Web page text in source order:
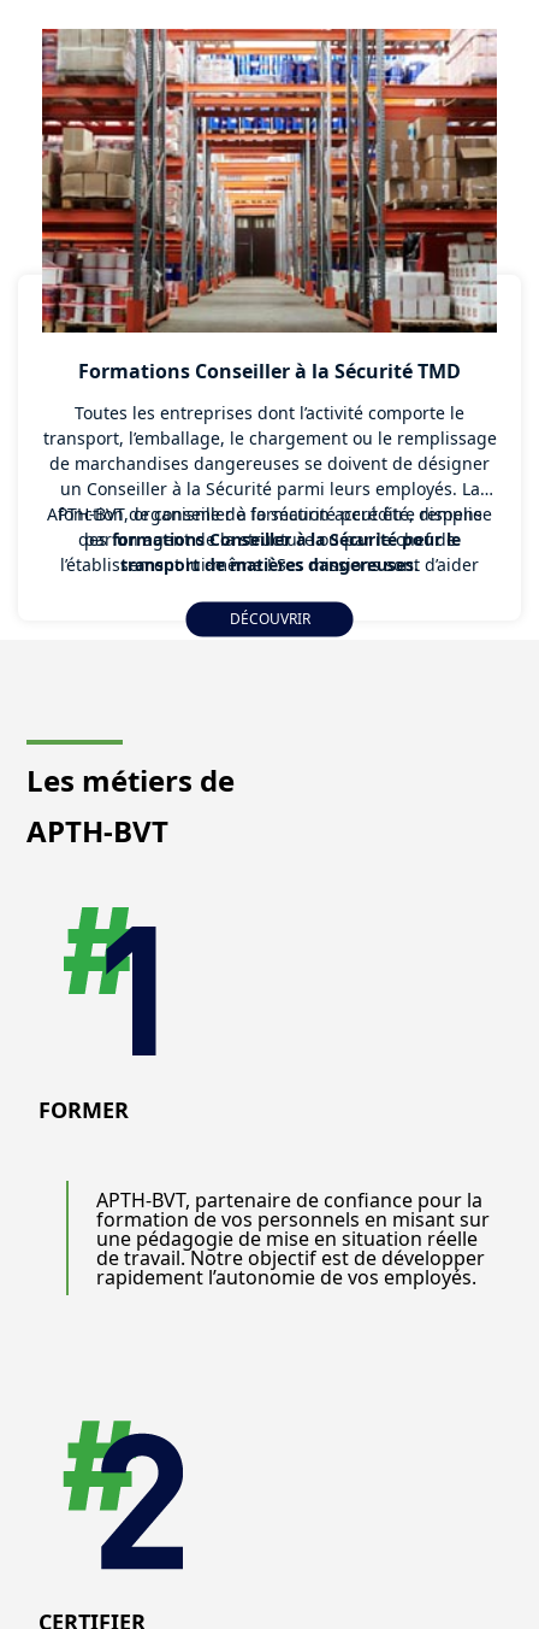
formation ADR auprès de toutes ces personnes qui
interviennent dans le transport de marchandises
dangereuses, conformément à l'article 1.3 de l'ADR.
Formations Conseiller à la Sécurité TMD
Toutes les entreprises dont l’activité comporte le
transport, l’emballage, le chargement ou le remplissage
de marchandises dangereuses se doivent de désigner
un Conseiller à la Sécurité parmi leurs employés. La
fonction de conseiller à la sécurité peut être remplie
par un agent de la structure ou par le chef de
l’établissement lui-même ! Ses missions sont d’aider
dangereuses en maîtrisant les risques sur les
personnes, le matériel ou l’environnement mais
APTH-BVT, organisme de formation accrédité, dispense
desformations Conseiller à la Sécurité pour le
transport de matières dangereuses.
DÉCOUVRIR
Les métiers de
APTH-BVT
FORMER
APTH-BVT, partenaire de confiance pour la
formation de vos personnels en misant sur
une pédagogie de mise en situation réelle
de travail. Notre objectif est de développer
rapidement l’autonomie de vos employés.
CERTIFIER